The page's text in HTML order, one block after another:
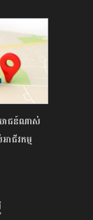
យោជន៍ណាស់
ជីវកម្ម